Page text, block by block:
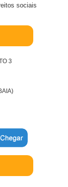
sociais
3